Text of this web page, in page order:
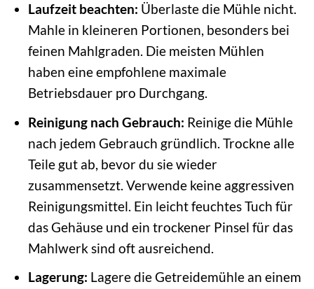
Laufzeit beachten: Überlaste die Mühle nicht.
Mahle in kleineren Portionen, besonders bei
feinen Mahlgraden. Die meisten Mühlen
haben eine empfohlene maximale
Betriebsdauer pro Durchgang.
Reinigung nach Gebrauch: Reinige die Mühle
nach jedem Gebrauch gründlich. Trockne alle
Teile gut ab, bevor du sie wieder
zusammensetzt. Verwende keine aggressiven
Reinigungsmittel. Ein leicht feuchtes Tuch für
das Gehäuse und ein trockener Pinsel für das
Mahlwerk sind oft ausreichend.
Lagerung: Lagere die Getreidemühle an einem